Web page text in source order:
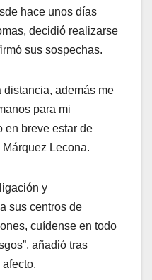
hace unos días
decidió realizarse
sus sospechas.
distancia, además me
para mi
en breve estar de
Lecona.
y
sus centros de
cuídense en todo
añadió tras